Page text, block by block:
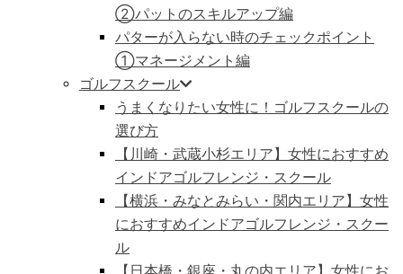
②パットのスキルアップ編
パターが入らない時のチェックポイント
①マネージメント編
ゴルフスクール
うまくなりたい女性に！ゴルフスクールの
選び方
【川崎・武蔵小杉エリア】女性におすすめ
インドアゴルフレンジ・スクール
【横浜・みなとみらい・関内エリア】女性
におすすめインドアゴルフレンジ・スクー
ル